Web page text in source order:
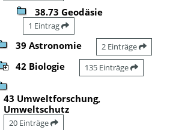
38.73 Geodäsie
1 Eintrag
39 Astronomie 2 Einträge
42 Biologie 135 Einträge
43 Umweltforschung,
Umweltschutz
20 Einträge